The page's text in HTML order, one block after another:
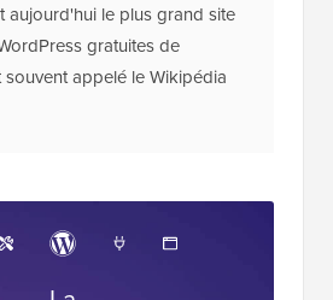
aujourd'hui le plus grand site
gratuites de
souvent appelé le Wikipédia